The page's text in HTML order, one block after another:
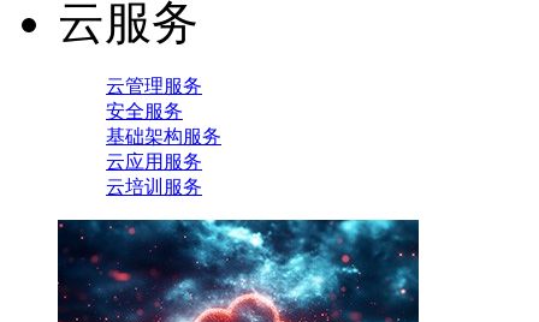
云服务
云管理服务
安全服务
基础架构服务
云应用服务
云培训服务